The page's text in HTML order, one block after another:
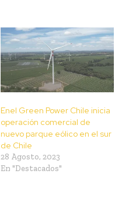
Enel Green Power Chile inicia
operación comercial de
nuevo parque eólico en el sur
de Chile
28 Agosto, 2023
En "Destacados"